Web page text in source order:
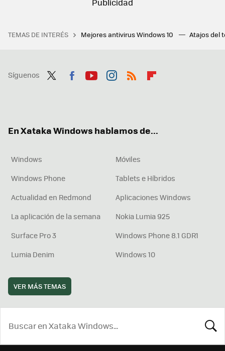
TEMAS DE INTERÉS Mejores antivirus Windows 10 Atajos del
Síguenos
En Xataka Windows hablamos de...
Windows
Móviles
Windows Phone
Tablets e Híbridos
Actualidad en Redmond
Aplicaciones Windows
La aplicación de la semana
Nokia Lumia 925
Surface Pro 3
Windows Phone 8.1 GDR1
Lumia Denim
Windows 10
VER MÁS TEMAS